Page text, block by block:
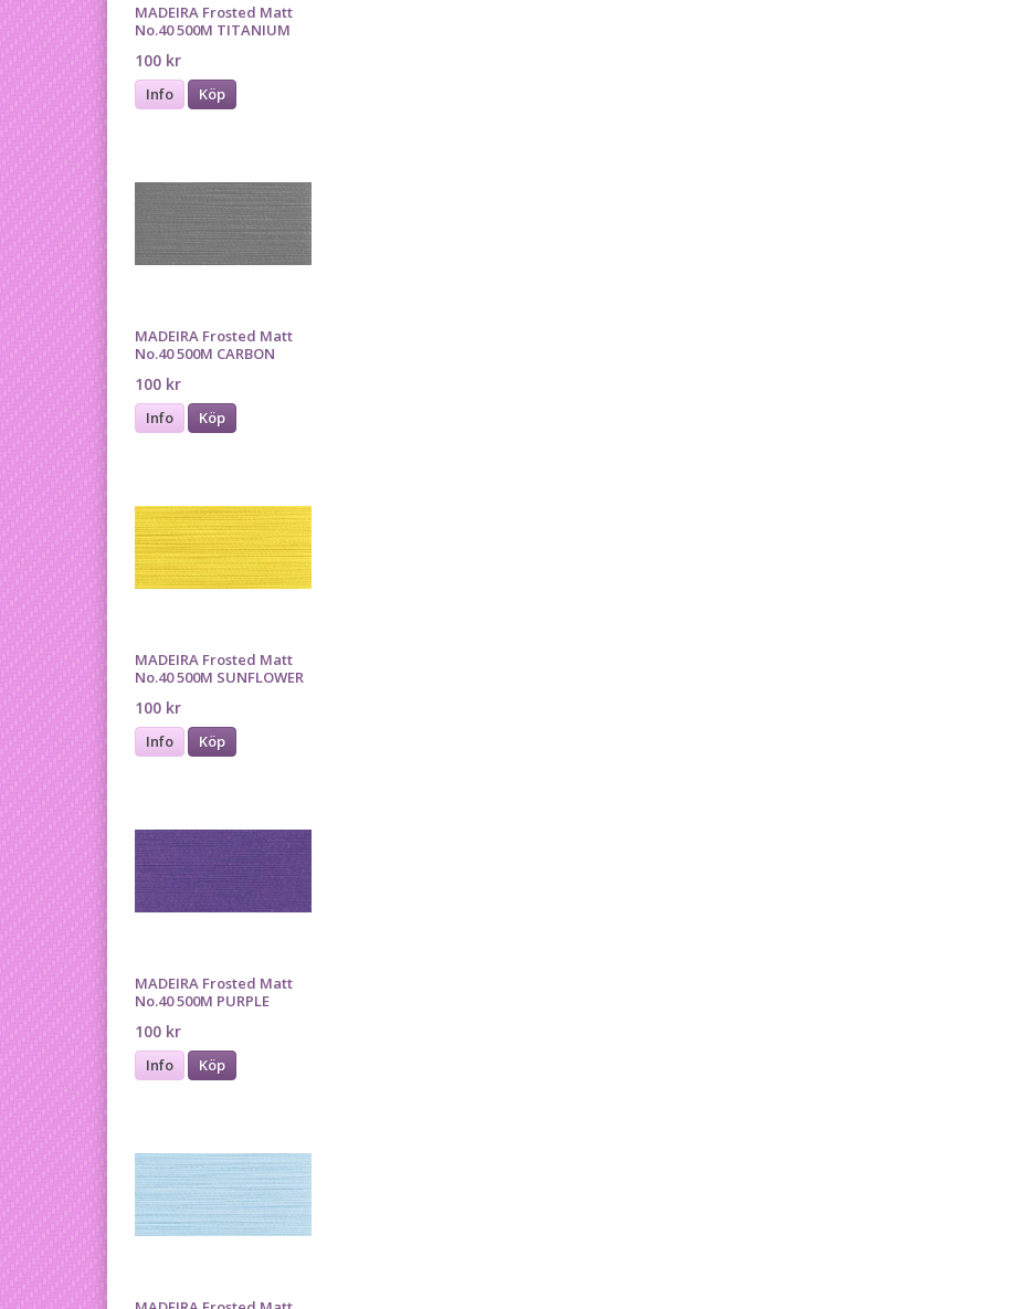
MADEIRA Frosted Matt
No.40 500M TITANIUM
100 kr
Info Köp
MADEIRA Frosted Matt
No.40 500M CARBON
100 kr
Info Köp
MADEIRA Frosted Matt
No.40 500M SUNFLOWER
100 kr
Info Köp
MADEIRA Frosted Matt
No.40 500M PURPLE
100 kr
Info Köp